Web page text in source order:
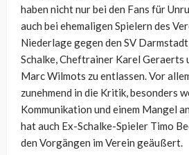
haben nicht nur bei den Fans für
auch bei ehemaligen Spielern des
Niederlage gegen den SV
Schalke, Cheftrainer Karel
Marc Wilmots zu entlassen. Vor
zunehmend in die Kritik, besonders
Kommunikation und einem Mangel
hat auch Ex-Schalke-Spieler Timo
den Vorgängen im Verein geäußert.